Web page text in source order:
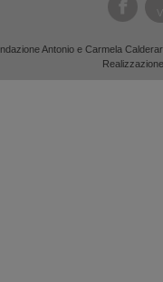
Antonio e Carmela